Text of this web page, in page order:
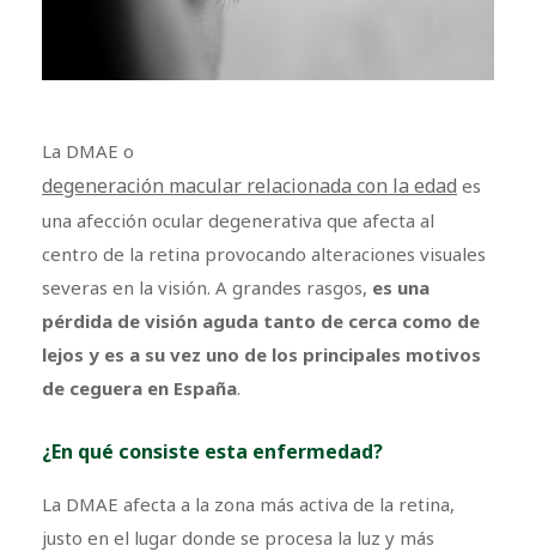
La DMAE o
degeneración macular relacionada con la edad es
una afección ocular degenerativa que afecta al
centro de la retina provocando alteraciones visuales
severas en la visión. A grandes rasgos, es una
pérdida de visión aguda tanto de cerca como de
lejos y es a su vez uno de los principales motivos
de ceguera en España.
¿En qué consiste esta enfermedad?
La DMAE afecta a la zona más activa de la retina,
justo en el lugar donde se procesa la luz y más